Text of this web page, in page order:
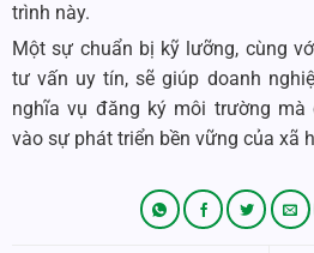
trình này.
Một sự chuẩn bị kỹ lưỡng, cùng
tư vấn uy tín, sẽ giúp doanh
nghĩa vụ đăng ký môi trường
vào sự phát triển bền vững của xã